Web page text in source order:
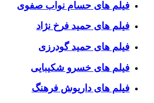
فیلم های حسام نواب صفوی
فیلم های حمید فرخ نژاد
فیلم های حمید گودرزی
فیلم های خسرو شکیبایی
فیلم های داریوش فرهنگ